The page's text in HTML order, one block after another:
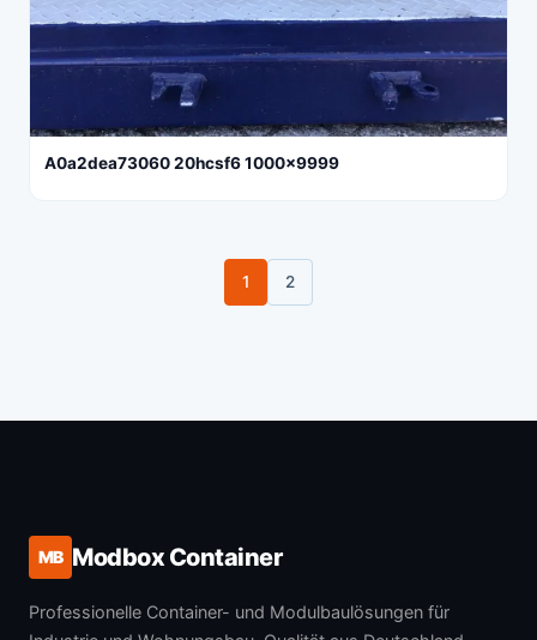
A0a2dea73060 20hcsf6 1000x9999
1 2
MB Modbox Container
Professionelle Container- und Modulbaulösungen für